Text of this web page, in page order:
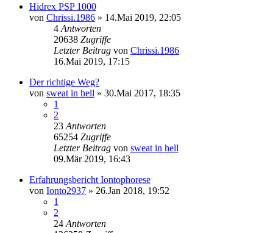
Hidrex PSP 1000
von Chrissi.1986 » 14.Mai 2019, 22:05
4 Antworten
20638 Zugriffe
Letzter Beitrag von Chrissi.1986
16.Mai 2019, 17:15
Der richtige Weg?
von sweat in hell » 30.Mai 2017, 18:35
1
2
23 Antworten
65254 Zugriffe
Letzter Beitrag von sweat in hell
09.Mär 2019, 16:43
Erfahrungsbericht Iontophorese
von Ionto2937 » 26.Jan 2018, 19:52
1
2
24 Antworten